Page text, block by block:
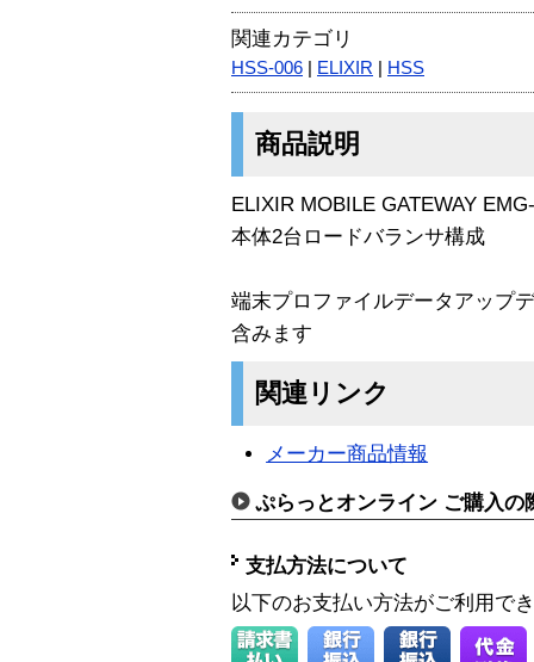
関連カテゴリ
HSS-006 ELIXIR HSS
商品説明
ELIXIR MOBILE GATEWAY
本体2台ロードバランサ構成
端末プロファイルデータアップ
含みます
関連リンク
メーカー商品情報
ぷらっとオンライン ご購入の
支払方法について
以下のお支払い方法がご利用で